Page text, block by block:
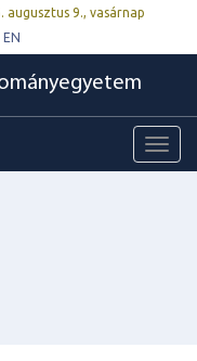
augusztus 9., vasárnap
EN